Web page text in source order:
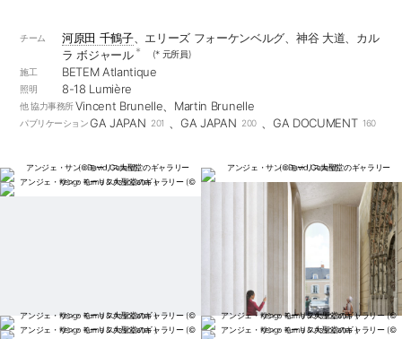
チーム 河原田 千鶴子、エリーズ フォーケンベルグ、神谷 大道、カル
ラ ボジャール * (* 元所員)
施工 BETEM Atlantique
照明 8-18 Lumière
他 協力事務所 Vincent Brunelle、Martin Brunelle
パブリケーションGA JAPAN 201 、GA JAPAN 200 、GA DOCUMENT 160